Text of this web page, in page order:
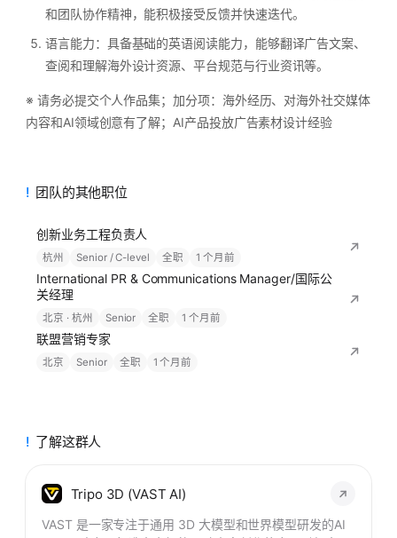
和团队协作精神，能积极接受反馈并快速迭代。
语言能力：具备基础的英语阅读能力，能够翻译广告文案、
查阅和理解海外设计资源、平台规范与行业资讯等。
※ 请务必提交个人作品集；加分项：海外经历、对海外社交媒体
内容和AI领域创意有了解；AI产品投放广告素材设计经验
团队的其他职位
创新业务工程负责人
杭州 Senior / C-level 全职 1 个月前
International PR & Communications Manager/国际公
关经理
北京 · 杭州 Senior 全职 1 个月前
联盟营销专家
北京 Senior 全职 1 个月前
了解这群人
Tripo 3D (VAST AI)
VAST 是一家专注于通用 3D 大模型和世界模型研发的AI